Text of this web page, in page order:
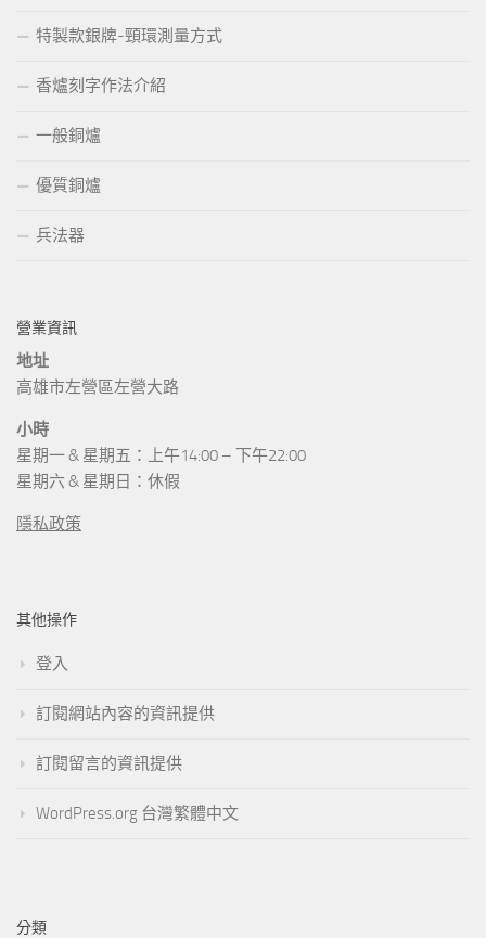
特製款銀牌-頸環測量方式
香爐刻字作法介紹
一般銅爐
優質銅爐
兵法器
營業資訊
地址
高雄市左營區左營大路
小時
星期一 & 星期五：上午14:00 – 下午22:00
星期六 & 星期日：休假
隱私政策
其他操作
登入
訂閱網站內容的資訊提供
訂閱留言的資訊提供
WordPress.org 台灣繁體中文
分類